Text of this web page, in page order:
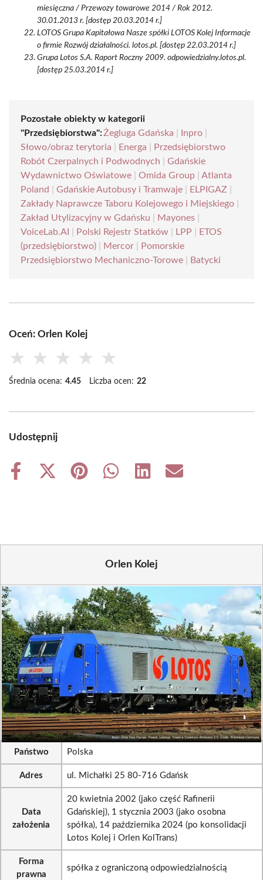
miesięczna / Przewozy towarowe 2014 / Rok 2012.
30.01.2013 r. [dostęp 20.03.2014 r.]
LOTOS Grupa Kapitałowa Nasze spółki LOTOS Kolej Informacje
o firmie Rozwój działalności. lotos.pl. [dostęp 22.03.2014 r.]
Grupa Lotos S.A. Raport Roczny 2009. odpowiedzialny.lotos.pl.
[dostęp 25.03.2014 r.]
Pozostałe obiekty w kategorii
"Przedsiębiorstwa":Żegluga Gdańska Inpro
Słowo/obraz terytoria
Energa
Przedsiębiorstwo
Robót Czerpalnych i Podwodnych
Gdańskie
Wydawnictwo Oświatowe
Omida Group
Atlanta
Poland
Gdańskie Autobusy i Tramwaje ELPIGAZ
Zakłady Naprawcze Taboru Kolejowego i Miejskiego
Zakład Utylizacyjny w Gdańsku
Mayones
VoiceLab.AI
Polski Rejestr Statków LPP
ETOS
(przedsiębiorstwo)
Mercor
Pomorskie
Przedsiębiorstwo Mechaniczno-Torowe
Batycki
Oceń: Orlen Kolej
★ ★ ★ ★ ★
Średnia ocena: 4.45 Liczba ocen: 22
Udostępnij
Share
Share
Share
Share
Share
Share
Orlen Kolej
Państwo Polska
Adres ul. Michałki 25 80-716 Gdańsk
Data
założenia
20 kwietnia 2002 (jako część Rafinerii
Gdańskiej), 1 stycznia 2003 (jako osobna
spółka), 14 października 2024 (po konsolidacji
Lotos Kolej i Orlen KolTrans)
Forma
prawna
spółka z ograniczoną odpowiedzialnością